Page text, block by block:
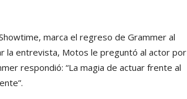
marca el regreso de Grammer al
la entrevista, Motos le preguntó al actor por
respondió: “La magia de actuar frente al